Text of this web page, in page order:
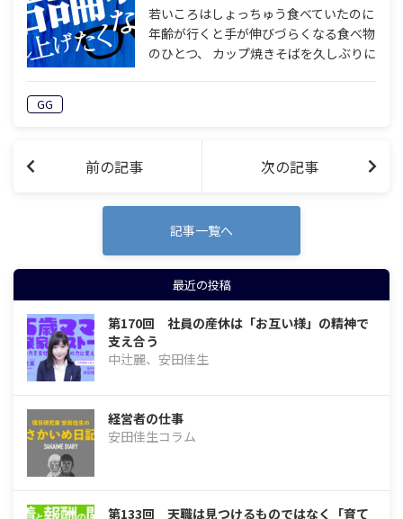
若いころはしょっちゅう食べていたのに
年齢が行くと手が伸びづらくなる食べ物
のひとつ、 カップ焼きそばを久しぶりに
GG
前の記事 次の記事
記事一覧へ
最近の投稿
第170回 社員の産休は「お互い様」の精神で
支え合う
中辻麗、安田佳生
経営者の仕事
安田佳生コラム
第133回 天職は見つけるものではなく「育て